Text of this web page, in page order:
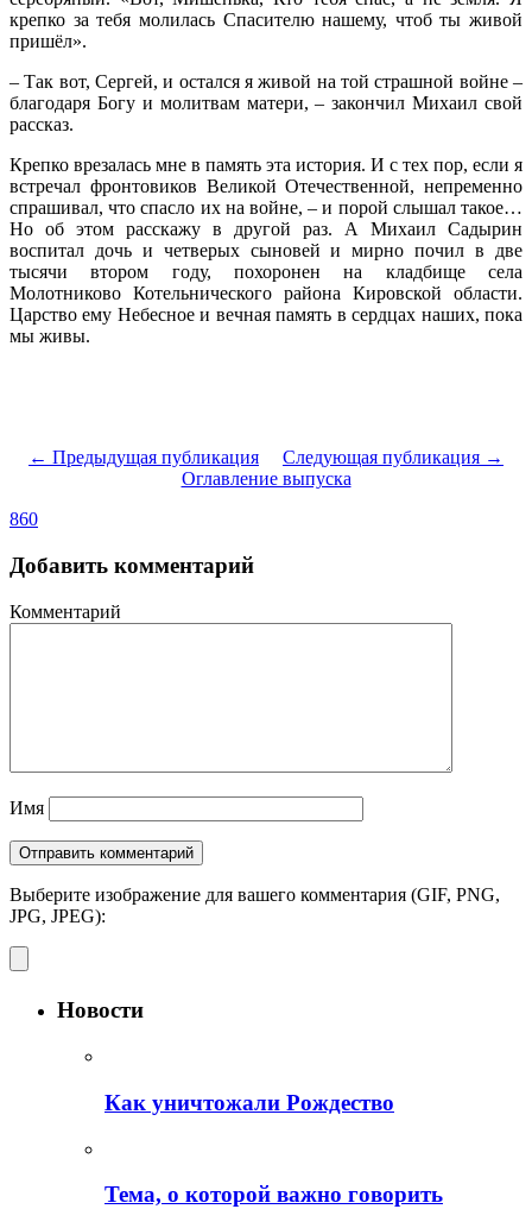
крепко за тебя молилась Спасителю нашему, чтоб ты живой
пришёл».
– Так вот, Сергей, и остался я живой на той страшной войне –
благодаря Богу и молитвам матери, – закончил Михаил свой
рассказ.
Крепко врезалась мне в память эта история. И с тех пор, если я
встречал фронтовиков Великой Отечественной, непременно
спрашивал, что спасло их на войне, – и порой слышал такое…
Но об этом расскажу в другой раз. А Михаил Садырин
воспитал дочь и четверых сыновей и мирно почил в две
тысячи втором году, похоронен на кладбище села
Молотниково Котельнического района Кировской области.
Царство ему Небесное и вечная память в сердцах наших, пока
мы живы.
← Предыдущая публикация
Следующая публикация →
Оглавление выпуска
860
Добавить комментарий
Комментарий
Имя
Выберите изображение для вашего комментария (GIF, PNG,
JPG, JPEG):
Новости
Как уничтожали Рождество
Тема, о которой важно говорить